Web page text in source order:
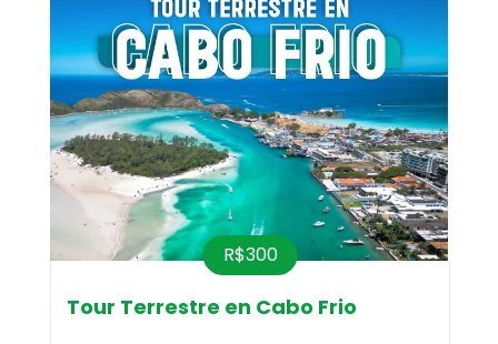
R$300
Tour Terrestre en Cabo Frio